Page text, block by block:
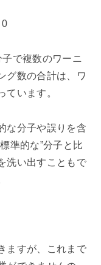
0
子で複数のワーニ
グ数の合計は、ワ
ています。
な分子や誤りを含
標準的な”分子と比
洗い出すこともで
ますが、これまで